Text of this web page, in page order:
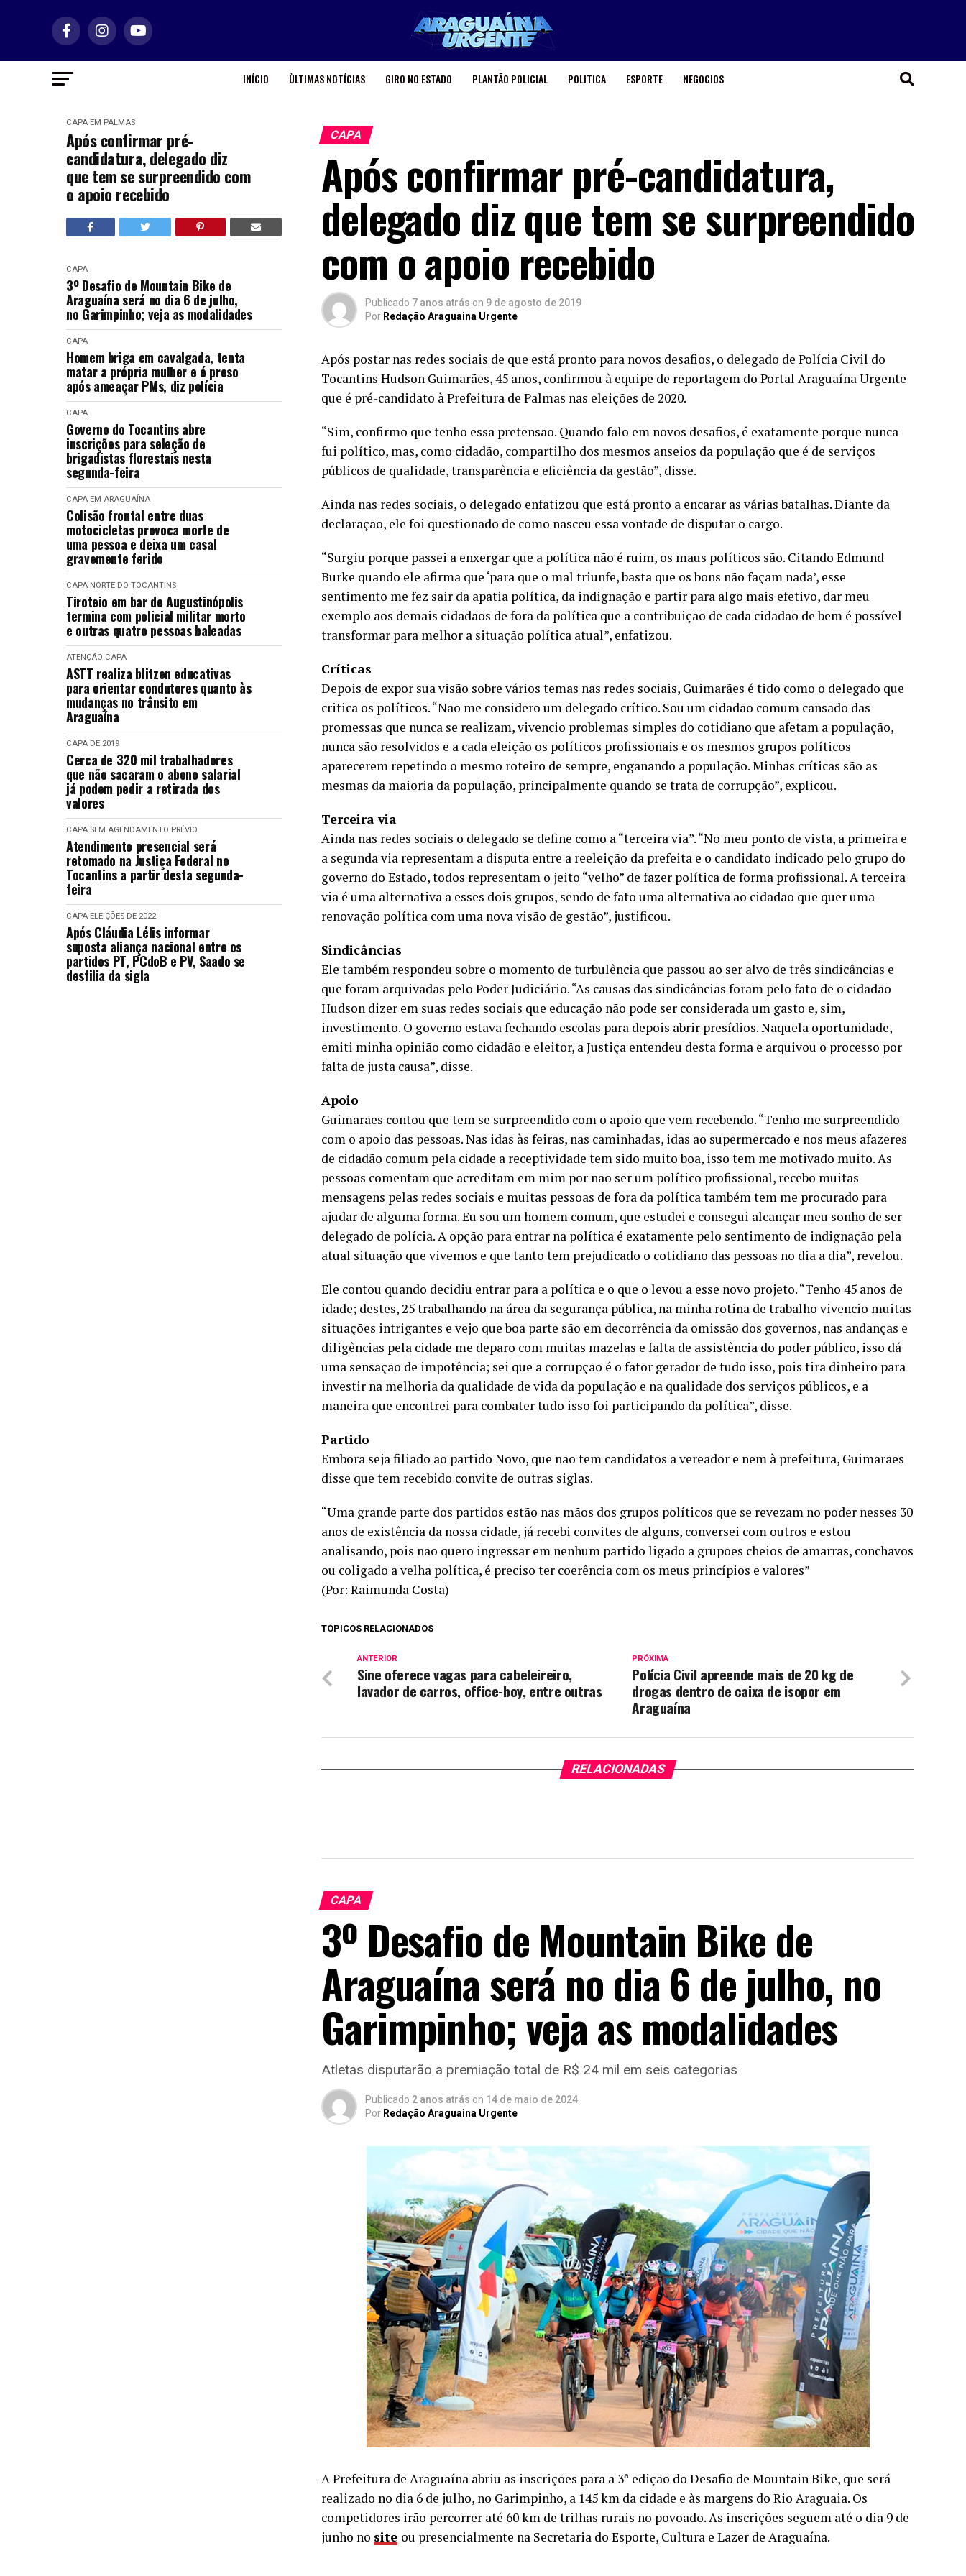
INÍCIO ÙLTIMAS NOTÍCIAS GIRO NO ESTADO PLANTÃO POLICIAL POLITICA ESPORTE NEGOCIOS
CAPA EM PALMAS
Após confirmar pré-
candidatura, delegado diz
que tem se surpreendido com
o apoio recebido
CAPA
3º Desafio de Mountain Bike de
Araguaína será no dia 6 de julho,
no Garimpinho; veja as modalidades
CAPA
Homem briga em cavalgada, tenta
matar a própria mulher e é preso
após ameaçar PMs, diz polícia
CAPA
Governo do Tocantins abre
inscrições para seleção de
brigadistas florestais nesta
segunda-feira
CAPA EM ARAGUAÍNA
Colisão frontal entre duas
motocicletas provoca morte de
uma pessoa e deixa um casal
gravemente ferido
CAPA NORTE DO TOCANTINS
Tiroteio em bar de Augustinópolis
termina com policial militar morto
e outras quatro pessoas baleadas
ATENÇÃO CAPA
ASTT realiza blitzen educativas
para orientar condutores quanto às
mudanças no trânsito em
Araguaína
CAPA DE 2019
Cerca de 320 mil trabalhadores
que não sacaram o abono salarial
já podem pedir a retirada dos
valores
CAPA SEM AGENDAMENTO PRÉVIO
Atendimento presencial será
retomado na Justiça Federal no
Tocantins a partir desta segunda-
feira
CAPA ELEIÇÕES DE 2022
Após Cláudia Lélis informar
suposta aliança nacional entre os
partidos PT, PCdoB e PV, Saado se
desfilia da sigla
CAPA
Após confirmar pré-candidatura,
delegado diz que tem se surpreendido
com o apoio recebido
Publicado 7 anos atrás on 9 de agosto de 2019
Por Redação Araguaina Urgente
Após postar nas redes sociais de que está pronto para novos desafios, o delegado de Polícia Civil do
Tocantins Hudson Guimarães, 45 anos, confirmou à equipe de reportagem do Portal Araguaína Urgente
que é pré-candidato à Prefeitura de Palmas nas eleições de 2020.
“Sim, confirmo que tenho essa pretensão. Quando falo em novos desafios, é exatamente porque nunca
fui político, mas, como cidadão, compartilho dos mesmos anseios da população que é de serviços
públicos de qualidade, transparência e eficiência da gestão”, disse.
Ainda nas redes sociais, o delegado enfatizou que está pronto a encarar as várias batalhas. Diante da
declaração, ele foi questionado de como nasceu essa vontade de disputar o cargo.
“Surgiu porque passei a enxergar que a política não é ruim, os maus políticos são. Citando Edmund
Burke quando ele afirma que ‘para que o mal triunfe, basta que os bons não façam nada’, esse
sentimento me fez sair da apatia política, da indignação e partir para algo mais efetivo, dar meu
exemplo aos demais cidadãos de fora da política que a contribuição de cada cidadão de bem é possível
transformar para melhor a situação política atual”, enfatizou.
Críticas
Depois de expor sua visão sobre vários temas nas redes sociais, Guimarães é tido como o delegado que
critica os políticos. “Não me considero um delegado crítico. Sou um cidadão comum cansado das
promessas que nunca se realizam, vivencio problemas simples do cotidiano que afetam a população,
nunca são resolvidos e a cada eleição os políticos profissionais e os mesmos grupos políticos
aparecerem repetindo o mesmo roteiro de sempre, enganando a população. Minhas críticas são as
mesmas da maioria da população, principalmente quando se trata de corrupção”, explicou.
Terceira via
Ainda nas redes sociais o delegado se define como a “terceira via”. “No meu ponto de vista, a primeira e
a segunda via representam a disputa entre a reeleição da prefeita e o candidato indicado pelo grupo do
governo do Estado, todos representam o jeito “velho” de fazer política de forma profissional. A terceira
via é uma alternativa a esses dois grupos, sendo de fato uma alternativa ao cidadão que quer uma
renovação política com uma nova visão de gestão”, justificou.
Sindicâncias
Ele também respondeu sobre o momento de turbulência que passou ao ser alvo de três sindicâncias e
que foram arquivadas pelo Poder Judiciário. “As causas das sindicâncias foram pelo fato de o cidadão
Hudson dizer em suas redes sociais que educação não pode ser considerada um gasto e, sim,
investimento. O governo estava fechando escolas para depois abrir presídios. Naquela oportunidade,
emiti minha opinião como cidadão e eleitor, a Justiça entendeu desta forma e arquivou o processo por
falta de justa causa”, disse.
Apoio
Guimarães contou que tem se surpreendido com o apoio que vem recebendo. “Tenho me surpreendido
com o apoio das pessoas. Nas idas às feiras, nas caminhadas, idas ao supermercado e nos meus afazeres
de cidadão comum pela cidade a receptividade tem sido muito boa, isso tem me motivado muito. As
pessoas comentam que acreditam em mim por não ser um político profissional, recebo muitas
mensagens pelas redes sociais e muitas pessoas de fora da política também tem me procurado para
ajudar de alguma forma. Eu sou um homem comum, que estudei e consegui alcançar meu sonho de ser
delegado de polícia. A opção para entrar na política é exatamente pelo sentimento de indignação pela
atual situação que vivemos e que tanto tem prejudicado o cotidiano das pessoas no dia a dia”, revelou.
Ele contou quando decidiu entrar para a política e o que o levou a esse novo projeto. “Tenho 45 anos de
idade; destes, 25 trabalhando na área da segurança pública, na minha rotina de trabalho vivencio muitas
situações intrigantes e vejo que boa parte são em decorrência da omissão dos governos, nas andanças e
diligências pela cidade me deparo com muitas mazelas e falta de assistência do poder público, isso dá
uma sensação de impotência; sei que a corrupção é o fator gerador de tudo isso, pois tira dinheiro para
investir na melhoria da qualidade de vida da população e na qualidade dos serviços públicos, e a
maneira que encontrei para combater tudo isso foi participando da política”, disse.
Partido
Embora seja filiado ao partido Novo, que não tem candidatos a vereador e nem à prefeitura, Guimarães
disse que tem recebido convite de outras siglas.
“Uma grande parte dos partidos estão nas mãos dos grupos políticos que se revezam no poder nesses 30
anos de existência da nossa cidade, já recebi convites de alguns, conversei com outros e estou
analisando, pois não quero ingressar em nenhum partido ligado a grupões cheios de amarras, conchavos
ou coligado a velha política, é preciso ter coerência com os meus princípios e valores”
(Por: Raimunda Costa)
TÓPICOS RELACIONADOS
PRÓXIMA
Polícia Civil apreende mais de 20 kg de
drogas dentro de caixa de isopor em
Araguaína
ANTERIOR
Sine oferece vagas para cabeleireiro,
lavador de carros, office-boy, entre outras
RELACIONADAS
CAPA
3º Desafio de Mountain Bike de
Araguaína será no dia 6 de julho, no
Garimpinho; veja as modalidades
Atletas disputarão a premiação total de R$ 24 mil em seis categorias
Publicado 2 anos atrás on 14 de maio de 2024
Por Redação Araguaina Urgente
A Prefeitura de Araguaína abriu as inscrições para a 3ª edição do Desafio de Mountain Bike, que será
realizado no dia 6 de julho, no Garimpinho, a 145 km da cidade e às margens do Rio Araguaia. Os
competidores irão percorrer até 60 km de trilhas rurais no povoado. As inscrições seguem até o dia 9 de
junho no site ou presencialmente na Secretaria do Esporte, Cultura e Lazer de Araguaína.